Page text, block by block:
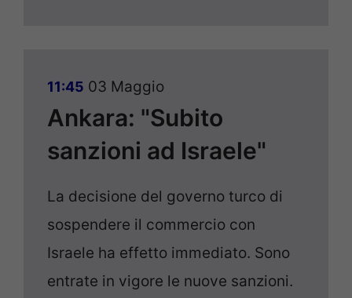
11:45 03 Maggio
Ankara: "Subito
sanzioni ad Israele"
La decisione del governo turco di
sospendere il commercio con
Israele ha effetto immediato. Sono
entrate in vigore le nuove sanzioni.